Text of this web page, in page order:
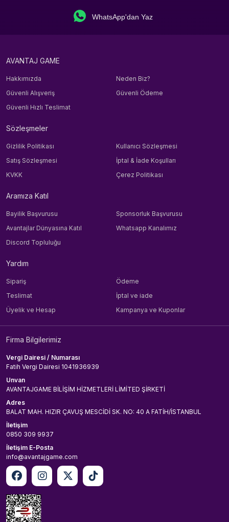
WhatsApp'dan Yaz
AVANTAJ GAME
Hakkımızda
Neden Biz?
Güvenli Alışveriş
Güvenli Ödeme
Güvenli Hızlı Teslimat
Sözleşmeler
Gizlilik Politikası
Kullanıcı Sözleşmesi
Satış Sözleşmesi
İptal & İade Koşulları
KVKK
Çerez Politikası
Aramıza Katıl
Bayilik Başvurusu
Sponsorluk Başvurusu
Avantajlar Dünyasına Katıl
Whatsapp Kanalımız
Discord Topluluğu
Yardım
Sipariş
Ödeme
Teslimat
İptal ve iade
Üyelik ve Hesap
Kampanya ve Kuponlar
Firma Bilgilerimiz
Vergi Dairesi / Numarası
Fatih Vergi Dairesi 1041936939
Unvan
AVANTAJGAME BİLİŞİM HİZMETLERİ LİMİTED ŞİRKETİ
Adres
BALAT MAH. HIZIR ÇAVUŞ MESCİDİ SK. NO: 40 A FATİH/İSTANBUL
İletişim
0850 309 9937
İletişim E-Posta
info@avantajgame.com